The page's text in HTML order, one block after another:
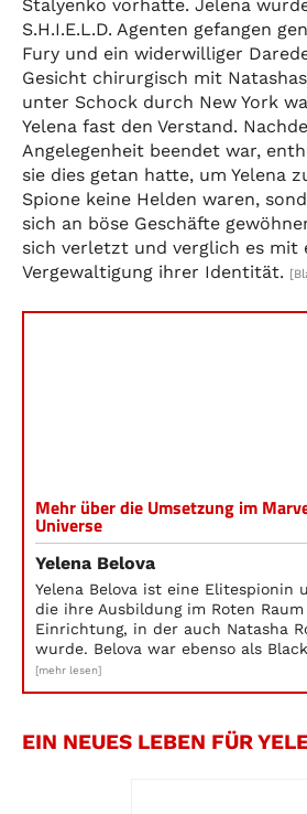
Stalyenko vorhatte. Jelena
S.H.I.E.L.D. Agenten gefangen
Fury und ein widerwilliger
Gesicht chirurgisch mit
unter Schock durch New York
Yelena fast den Verstand.
Angelegenheit beendet war,
sie dies getan hatte, um Yelena
Spione keine Helden waren,
sich an böse Geschäfte
sich verletzt und verglich es mit
Vergewaltigung ihrer Identität.
Mehr über die Umsetzung im
Universe
Yelena Belova
Yelena Belova ist eine Elitespionin
die ihre Ausbildung im Roten
Einrichtung, in der auch Natasha
wurde. Belova war ebenso als
[mehr lesen]
EIN NEUES LEBEN FÜR